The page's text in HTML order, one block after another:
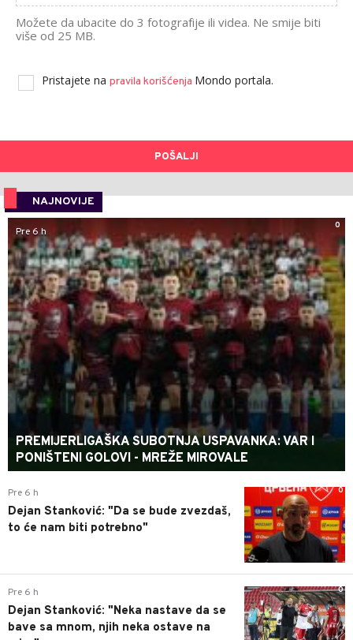
Možete da ubacite do 3 fotografije ili videa. Ne smije biti
više od 25 MB.
Pristajete na pravila korišćenja Mondo portala.
POŠALJI
NAJNOVIJE
0
Pre 6 h
PREMIJERLIGAŠKA SUBOTNJA USPAVANKA: VAR I
PONIŠTENI GOLOVI - MREŽE MIROVALE
0
Pre 6 h
Dejan Stanković: "Da se bude zvezdaš,
to će nam biti potrebno"
0
Pre 6 h
Dejan Stanković: "Neka nastave da se
bave sa mnom, njih neka ostave na